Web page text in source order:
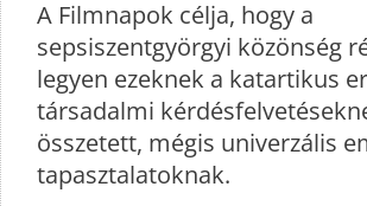
A Filmnapok célja, hogy a
sepsiszentgyörgyi közönség
legyen ezeknek a katartikus
társadalmi
összetett, mégis univerzális
tapasztalatoknak.